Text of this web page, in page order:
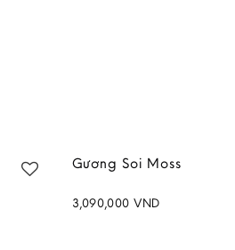
Gương Soi Moss
3,090,000 VND